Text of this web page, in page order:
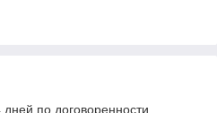
по договоренности